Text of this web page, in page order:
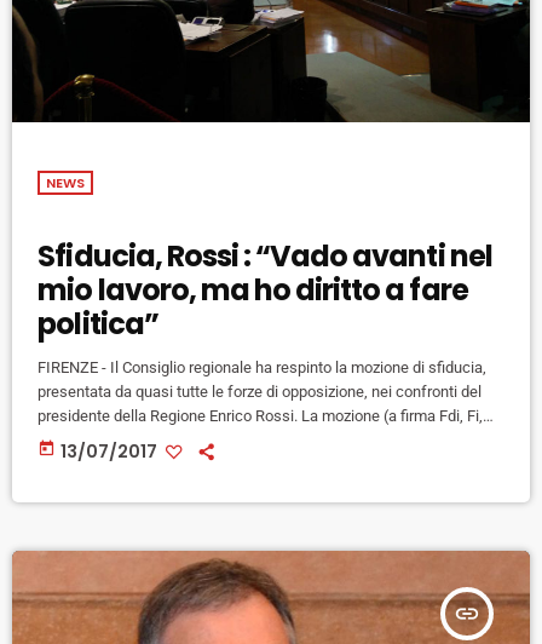
NEWS
Sfiducia, Rossi : “Vado avanti nel
mio lavoro, ma ho diritto a fare
politica”
FIRENZE - Il Consiglio regionale ha respinto la mozione di sfiducia,
presentata da quasi tutte le forze di opposizione, nei confronti del
presidente della Regione Enrico Rossi. La mozione (a firma Fdi, Fi,
Lega Nord, M5s e Gruppo misto), presentata all'indomani dell'esito
dei ballottaggi che ha visto momenti di attrito tra il Pd toscano e
today 13/07/2017
insert_link